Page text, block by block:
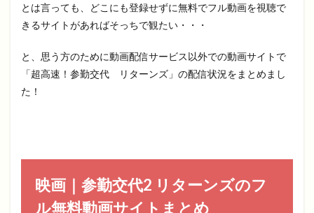
とは言っても、どこにも登録せずに無料でフル動画を視聴で
きるサイトがあればそっちで観たい・・・
と、思う方のために動画配信サービス以外での動画サイトで
「超高速！参勤交代 リターンズ」の配信状況をまとめまし
た！
映画｜参勤交代2 リターンズのフ
ル無料動画サイトまとめ